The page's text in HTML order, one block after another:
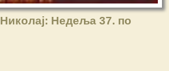
Недеља 37. по